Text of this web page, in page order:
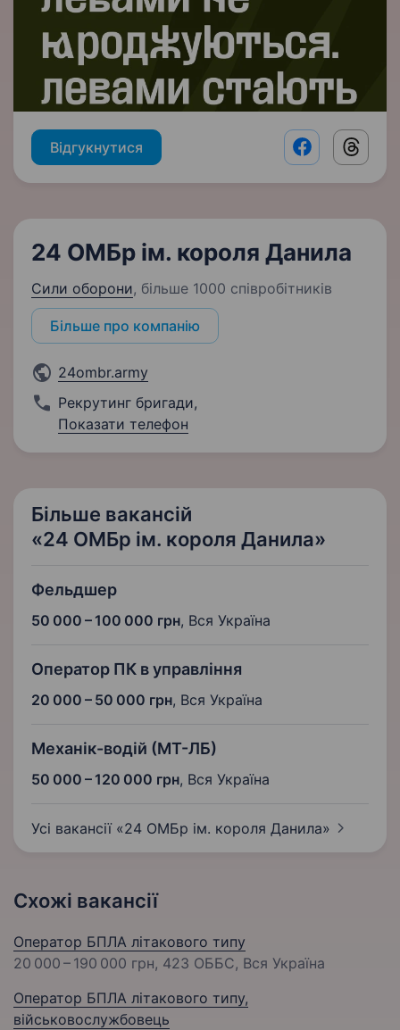
Відгукнутися Facebook
24 ОМБр ім. короля Данила
Сили оборони, більше 1000 співробітників
Більше про компанію
24ombr.army
Рекрутинг бригади,
Показати телефон
Більше вакансій
«24 ОМБр ім. короля Данила»
Фельдшер
50 000 – 100 000 грн, Вся Україна
Оператор ПК в управління
20 000 – 50 000 грн, Вся Україна
Механік-водій (МТ-ЛБ)
50 000 – 120 000 грн, Вся Україна
Усі вакансії «24 ОМБр ім. короля Данила»
Схожі вакансії
Оператор БПЛА літакового типу
20 000 – 190 000 грн, 423 ОББС, Вся Україна
Оператор БПЛА літакового типу,
військовослужбовець